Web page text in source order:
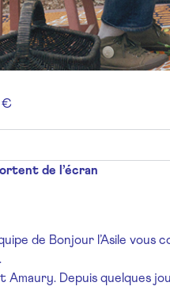
€
de l’écran
de Bonjour l’Asile
Amaury. Depuis quelques